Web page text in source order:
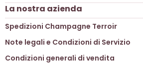
La nostra azienda
Spedizioni Champagne Terroir
Note legali e Condizioni di Servizio
Condizioni generali di vendita